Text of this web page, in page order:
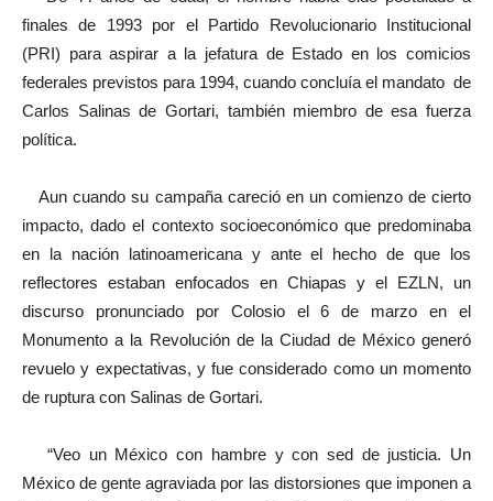
finales de 1993 por el Partido Revolucionario Institucional
(PRI) para aspirar a la jefatura de Estado en los comicios
federales previstos para 1994, cuando concluía el mandato de
Carlos Salinas de Gortari, también miembro de esa fuerza
política.
Aun cuando su campaña careció en un comienzo de cierto
impacto, dado el contexto socioeconómico que predominaba
en la nación latinoamericana y ante el hecho de que los
reflectores estaban enfocados en Chiapas y el EZLN, un
discurso pronunciado por Colosio el 6 de marzo en el
Monumento a la Revolución de la Ciudad de México generó
revuelo y expectativas, y fue considerado como un momento
de ruptura con Salinas de Gortari.
“Veo un México con hambre y con sed de justicia. Un
México de gente agraviada por las distorsiones que imponen a